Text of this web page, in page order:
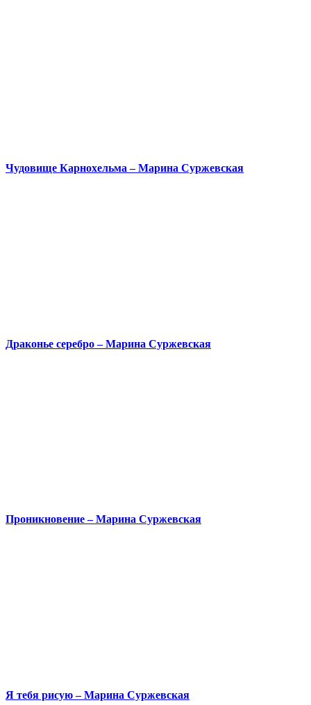
Чудовище Карнохельма – Марина Суржевская
Драконье серебро – Марина Суржевская
Проникновение – Марина Суржевская
Я тебя рисую – Марина Суржевская